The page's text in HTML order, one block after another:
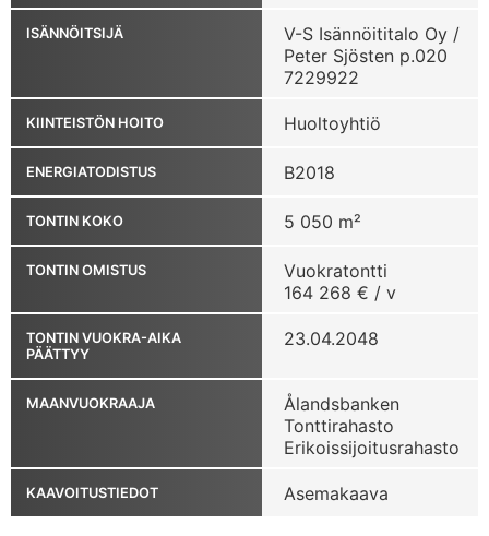
ISÄNNÖITSIJÄ
V-S Isännöititalo Oy /
Peter Sjösten p.020
7229922
KIINTEISTÖN HOITO Huoltoyhtiö
ENERGIATODISTUS B2018
TONTIN KOKO 5 050 m²
TONTIN OMISTUS
Vuokratontti
164 268 € / v
TONTIN VUOKRA-AIKA
PÄÄTTYY
23.04.2048
MAANVUOKRAAJA
Ålandsbanken
Tonttirahasto
Erikoissijoitusrahasto
KAAVOITUSTIEDOT Asemakaava